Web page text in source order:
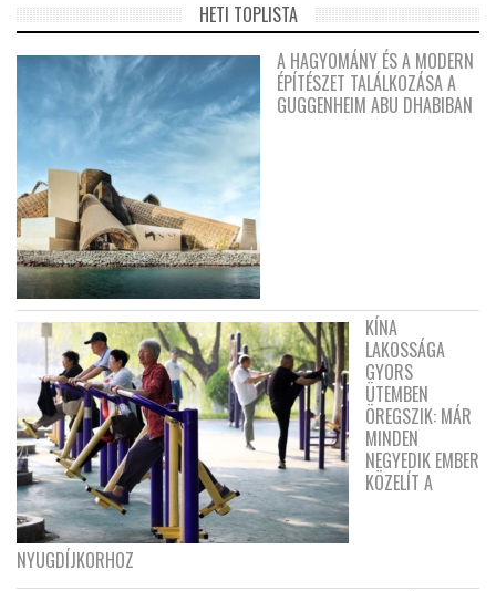
HETI TOPLISTA
A HAGYOMÁNY ÉS A MODERN
ÉPÍTÉSZET TALÁLKOZÁSA A
GUGGENHEIM ABU DHABIBAN
KÍNA
LAKOSSÁGA
GYORS
ÜTEMBEN
ÖREGSZIK: MÁR
MINDEN
NEGYEDIK EMBER
KÖZELÍT A
NYUGDÍJKORHOZ